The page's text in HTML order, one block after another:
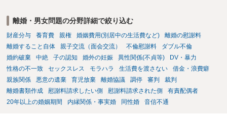
る旨の交渉をすることが妥当かどうかという基準はありません。
公序良俗に反するような金額では、その条項自体が無効になり得ます
が、 ２００万円でも、５０万円でも、公序良俗に反するほど高額
とはいえないと考えますので、 結局は、妥当かどうかというより
も、ご自身が納得できるかどうかという基準でお考えいただくといい
と思います。 そのうえで、合意できるかは、相手も納得できるか
否かにかかってはきますが。 ４ 質問④ ご記載の内容からは判断
できないのですが、 清算条項を記載しないで合意することはリス
クがありますので、むしろ、原則としては、清算条項を記載するべき
離婚・男女問題の分野詳細で絞り込む
財産分与 養育費 親権 婚姻費用(別居中の生活費など)
離婚の慰謝料
離婚すること自体
親子交流（面会交流） 不倫慰謝料
ダブル不倫
婚約破棄
中絶 子の認知 婚外の妊娠 異性関係(不貞等)
DV・暴力
性格の不一致
セックスレス モラハラ 生活費を渡さない
借金・浪費癖
親族関係
悪意の遺棄 育児放棄 離婚協議 調停 審判
裁判
離婚書類作成
慰謝料請求したい側 慰謝料請求された側
有責配偶者
20年以上の婚姻期間
内縁関係・事実婚 同性婚 音信不通